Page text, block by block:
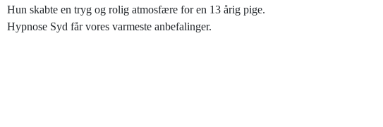
Hun skabte en tryg og rolig atmosfære for en 13 årig pige.
Hypnose Syd får vores varmeste anbefalinger.